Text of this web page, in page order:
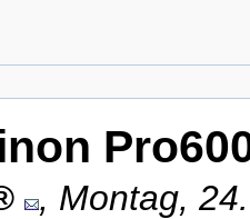
, Montag,